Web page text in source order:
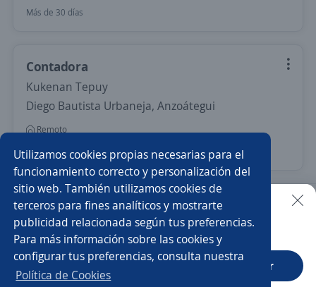
Utilizamos cookies propias necesarias para el
funcionamiento correcto y personalización del
sitio web. También utilizamos cookies de
terceros para fines analíticos y mostrarte
publicidad relacionada según tus preferencias.
Para más información sobre las cookies y
configurar tus preferencias, consulta nuestra
Política de Cookies
Más de 30 días
Contadora
Kukenan Tepuy
Diego Bautista Urbaneja, Anzoátegui
Remoto
Más de 30 días
Nuevas ofertas de empleo Avísame
Empleos similares
Contable Analista contable Contador/a público
Buscar es más fácil en la app
CT App Abrir